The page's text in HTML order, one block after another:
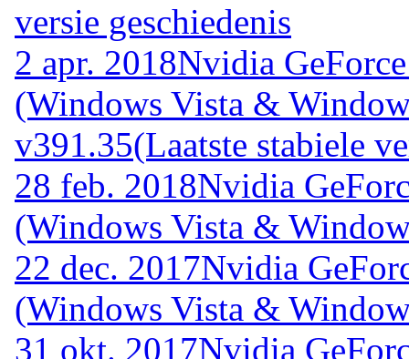
versie geschiedenis
2 apr. 2018Nvidia
(Windows Vista &
v391.35(Laatste stabiele
28 feb. 2018Nvidia
(Windows Vista &
22 dec. 2017Nvidia
(Windows Vista &
31 okt. 2017Nvidia